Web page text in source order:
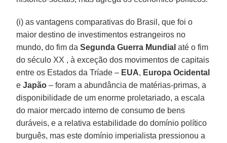
(i) as vantagens comparativas do Brasil, que foi o
maior destino de investimentos estrangeiros no
mundo, do fim daSegunda Guerra Mundial até o fim
do século XX , à exceção dos movimentos de capitais
entre os Estados da Tríade – EUA, Europa Ocidental
eJapão – foram a abundância de matérias-primas, a
disponibilidade de um enorme proletariado, a escala
do maior mercado interno de consumo de bens
duráveis, e a relativa estabilidade do domínio político
burguês, mas este domínio imperialista pressionou a